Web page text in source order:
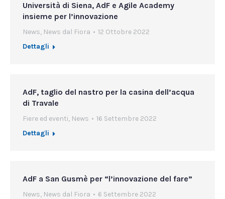
Università di Siena, AdF e Agile Academy
insieme per l’innovazione
News, News dal Fiora
12 Ottobre 2022
Dettagli
AdF, taglio del nastro per la casina dell’acqua
di Travale
Fiere ed eventi, News
16 Settembre 2022
Dettagli
AdF a San Gusmè per “l’innovazione del fare”
News, News dal Fiora
6 Settembre 2022